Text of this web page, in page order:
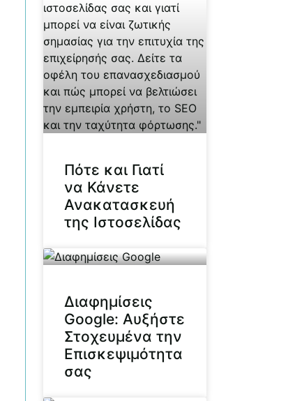
Πότε και Γιατί
να Κάνετε
Ανακατασκευή
της Ιστοσελίδας
Διαφημίσεις
Google: Αυξήστε
Στοχευμένα την
Επισκεψιμότητα
σας